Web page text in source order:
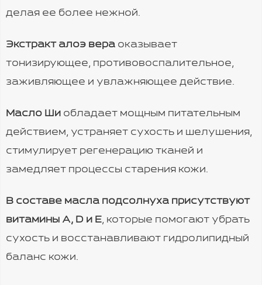
делая ее более нежной.
Экстракт алоэ вера оказывает
тонизирующее, противовоспалительное,
заживляющее и увлажняющее действие.
Масло Ши обладает мощным питательным
действием, устраняет сухость и шелушения,
стимулирует регенерацию тканей и
замедляет процессы старения кожи.
В составе масла подсолнуха присутствуют
витамины A, D и Е, которые помогают убрать
сухость и восстанавливают гидролипидный
баланс кожи.